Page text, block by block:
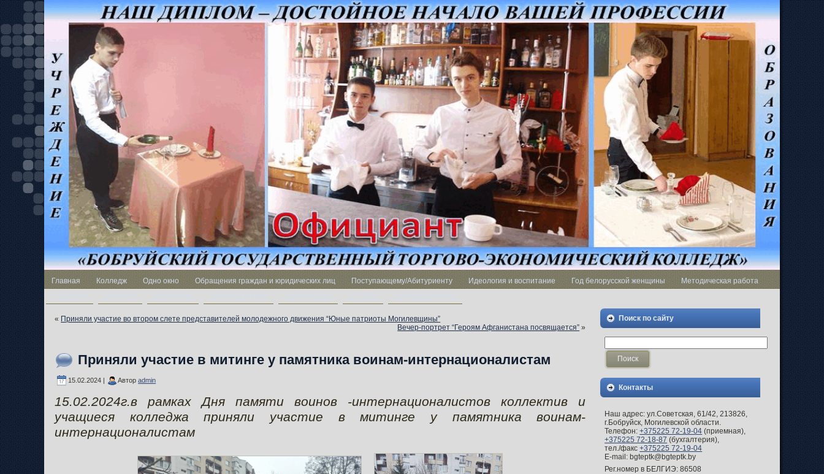
Главная Колледж Одно окно Обращения граждан и юридических лиц Поступающему/Абитуриенту Идеология и воспитание Год белорусской женщины
Методическая работа
« Приняли участие во втором слете представителей молодежного движения “Юные патриоты Могилевщины”
Вечер-портрет “Героям Афганистана посвящается” »
Приняли участие в митинге у памятника воинам-интернационалистам
15.02.2024 | Авторadmin
15.02.2024г.в рамках Дня памяти воинов -интернационалистов коллектив и
учащиеся колледжа приняли участие в митинге у памятника воинам-
интернационалистам
Поиск по сайту
Контакты
Наш адрес: ул.Советская, 61/42, 213826,
г.Бобруйск, Могилевской области.
Телефон:+375225 72-19-04 (приемная),
+375225 72-18-87 (бухгалтерия),
тел./факс+375225 72-19-04
E-mail: bgteptk@bgteptk.by
Рег.номер в БЕЛГИЭ: 86508